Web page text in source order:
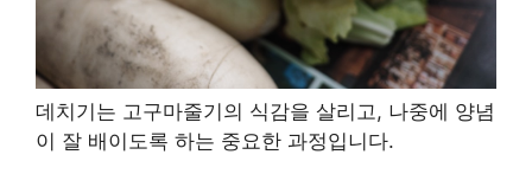
데치기는 고구마줄기의 식감을 살리고, 나중에 양념
이 잘 배이도록 하는 중요한 과정입니다.